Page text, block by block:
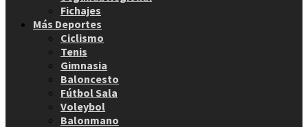
Fichajes
Más Deportes
Ciclismo
Tenis
Gimnasia
Baloncesto
Fútbol Sala
Voleybol
Balonmano